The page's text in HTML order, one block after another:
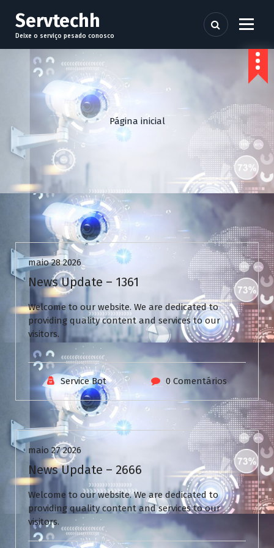
a
e
Servtechh
Deixe o serviço pesado conosco
Página inicial
Uncategorized
maio 28 2026
News Update – 1361
Welcome to our website. We are dedicated to
providing quality content and services to our
visitors.
Service Bot 0 Comentários
Uncategorized
maio 27 2026
News Update – 2666
Welcome to our website. We are dedicated to
providing quality content and services to our
visitors.
V